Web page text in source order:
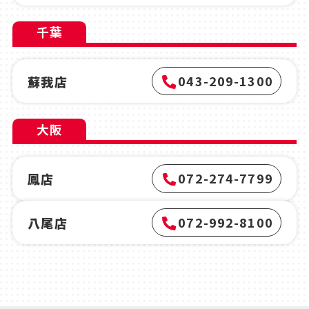
千葉
蘇我店 043-209-1300
大阪
鳳店 072-274-7799
八尾店 072-992-8100